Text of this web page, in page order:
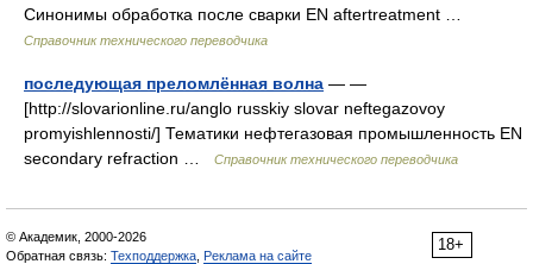
Синонимы обработка после сварки EN aftertreatment …
Справочник технического переводчика
последующая преломлённая волна — —
[http://slovarionline.ru/anglo russkiy slovar neftegazovoy
promyishlennosti/] Тематики нефтегазовая промышленность EN
secondary refraction …
Справочник технического переводчика
18+
© Академик, 2000-2026
Обратная связь: Техподдержка Реклама на сайте